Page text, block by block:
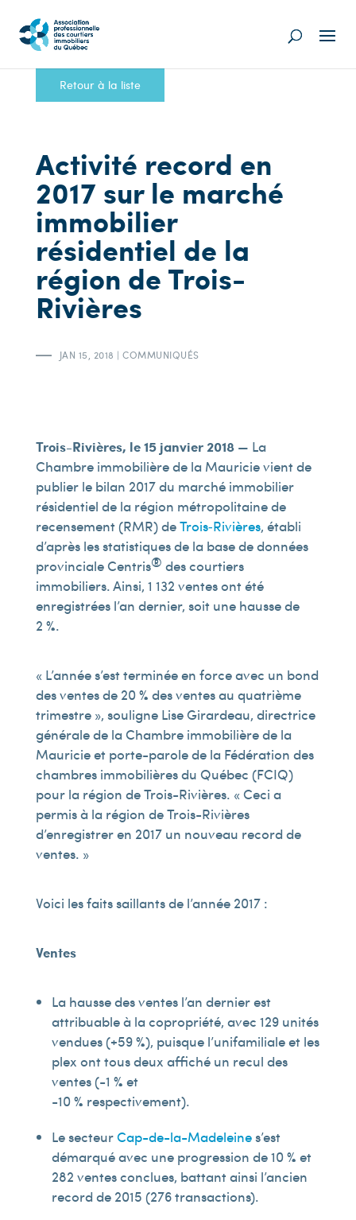
Retour à la liste
Activité record en
2017 sur le marché
immobilier
résidentiel de la
région de Trois-
Rivières
JAN 15, 2018 |COMMUNIQUÉS
Trois-Rivières, le 15 janvier 2018 — La
Chambre immobilière de la Mauricie vient de
publier le bilan 2017 du marché immobilier
résidentiel de la région métropolitaine de
recensement (RMR) deTrois‑Rivières, établi
d’après les statistiques de la base de données
provinciale Centris® des courtiers
immobiliers. Ainsi, 1 132 ventes ont été
enregistrées l’an dernier, soit une hausse de
2 %.
« L’année s’est terminée en force avec un bond
des ventes de 20 % des ventes au quatrième
trimestre », souligne Lise Girardeau, directrice
générale de la Chambre immobilière de la
Mauricie et porte-parole de la Fédération des
chambres immobilières du Québec (FCIQ)
pour la région de Trois-Rivières. « Ceci a
permis à la région de Trois-Rivières
d’enregistrer en 2017 un nouveau record de
ventes. »
Voici les faits saillants de l’année 2017 :
Ventes
La hausse des ventes l’an dernier est
attribuable à la copropriété, avec 129 unités
vendues (+59 %), puisque l’unifamiliale et les
plex ont tous deux affiché un recul des
ventes (-1 % et
-10 % respectivement).
Le secteurCap-de-la-Madeleines’est
démarqué avec une progression de 10 % et
282 ventes conclues, battant ainsi l’ancien
record de 2015 (276 transactions).